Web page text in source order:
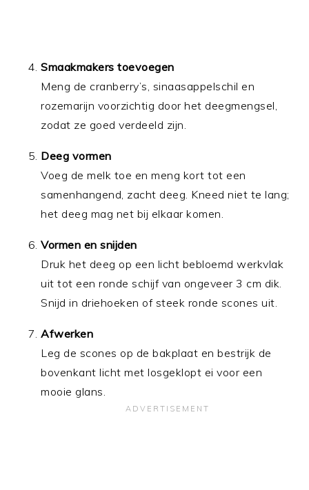
Smaakmakers toevoegen
Meng de cranberry’s, sinaasappelschil en
rozemarijn voorzichtig door het deegmengsel,
zodat ze goed verdeeld zijn.
Deeg vormen
Voeg de melk toe en meng kort tot een
samenhangend, zacht deeg. Kneed niet te lang;
het deeg mag net bij elkaar komen.
Vormen en snijden
Druk het deeg op een licht bebloemd werkvlak
uit tot een ronde schijf van ongeveer 3 cm dik.
Snijd in driehoeken of steek ronde scones uit.
Afwerken
Leg de scones op de bakplaat en bestrijk de
bovenkant licht met losgeklopt ei voor een
mooie glans.